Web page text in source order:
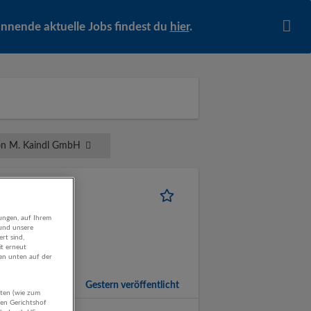
aktuelle Jobs findest du hier.
M. Kaindl GmbH
| Marketing,
Gestern veröffentlicht
auf Ihrem
unsere
sind,
erneut
unten auf der
(wie zum
Gerichtshof